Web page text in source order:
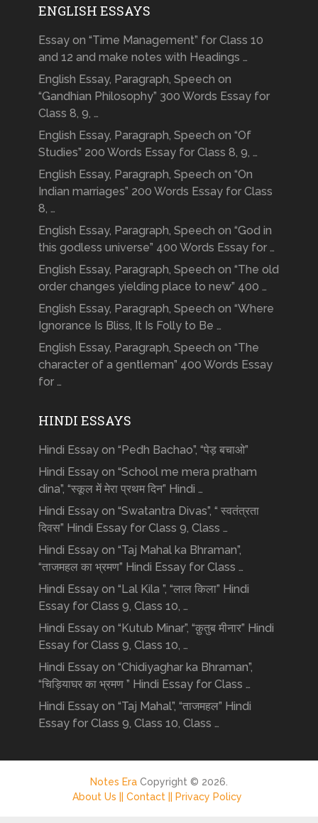
ENGLISH ESSAYS
Essay on “Time Management” for Class 10
and 12 and make notes with Headings …
English Essay, Paragraph, Speech on
“Gandhian Philosophy” 300 Words Essay for
Class 8, 9, …
English Essay, Paragraph, Speech on “Of
Studies” 200 Words Essay for Class 8, 9, …
English Essay, Paragraph, Speech on “On
Indian marriages” 200 Words Essay for Class
8, …
English Essay, Paragraph, Speech on “God in
this godless universe” 400 Words Essay for …
English Essay, Paragraph, Speech on “The old
order changes yielding place to new” 400 …
English Essay, Paragraph, Speech on “Where
Ignorance Is Bliss, It Is Folly to Be …
English Essay, Paragraph, Speech on “The
character of a gentleman” 400 Words Essay
for …
HINDI ESSAYS
Hindi Essay on “Pedh Bachao”, “पेड़ बचाओ”
Hindi Essay on “School me mera pratham
dina”, “स्कूल में मेरा प्रथम दिन” Hindi …
Hindi Essay on “Swatantra Divas”, “ स्वतंत्रता
दिवस” Hindi Essay for Class 9, Class …
Hindi Essay on “Taj Mahal ka Bhraman”,
“ताजमहल का भ्रमण” Hindi Essay for Class …
Hindi Essay on “Lal Kila ”, “लाल किला” Hindi
Essay for Class 9, Class 10, …
Hindi Essay on “Kutub Minar”, “क़ुतुब मीनार” Hindi
Essay for Class 9, Class 10, …
Hindi Essay on “Chidiyaghar ka Bhraman”,
“चिड़ियाघर का भ्रमण ” Hindi Essay for Class …
Hindi Essay on “Taj Mahal”, “ताजमहल” Hindi
Essay for Class 9, Class 10, Class …
Notes EraCopyright © 2026.
About Us ||Contact || Privacy Policy